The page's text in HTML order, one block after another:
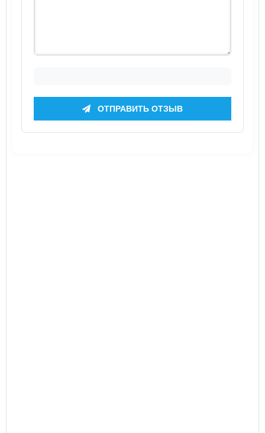
ОТПРАВИТЬ ОТЗЫВ